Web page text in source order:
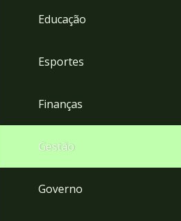
Educação
Esportes
Finanças
Gestão
Governo